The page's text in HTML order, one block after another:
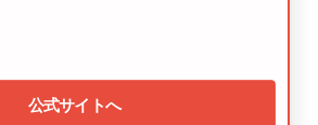
公式サイトへ